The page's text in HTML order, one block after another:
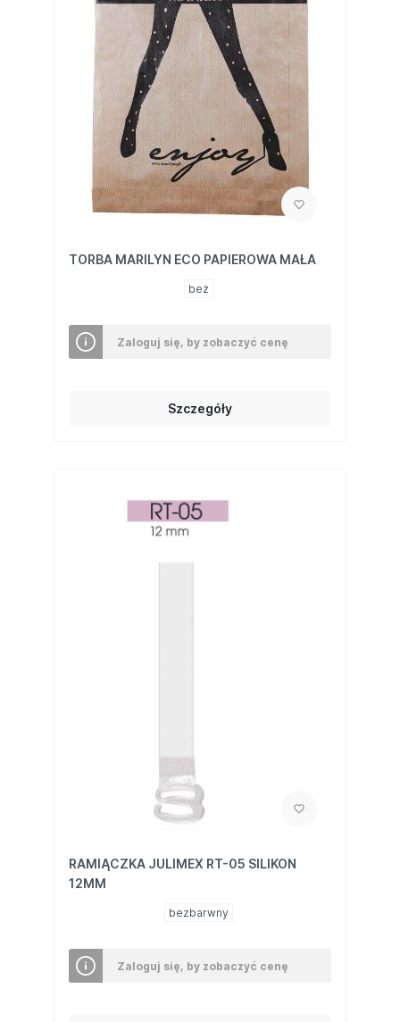
TORBA MARILYN ECO PAPIEROWA MAŁA
beż
Zaloguj się, by zobaczyć cenę
Szczegóły
RAMIĄCZKA JULIMEX RT-05 SILIKON
12MM
bezbarwny
Zaloguj się, by zobaczyć cenę